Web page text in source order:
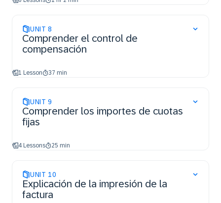
UNIT 8
Comprender el control de
compensación
1 Lesson 37 min
UNIT 9
Comprender los importes de cuotas
fijas
4 Lessons 25 min
UNIT 10
Explicación de la impresión de la
factura